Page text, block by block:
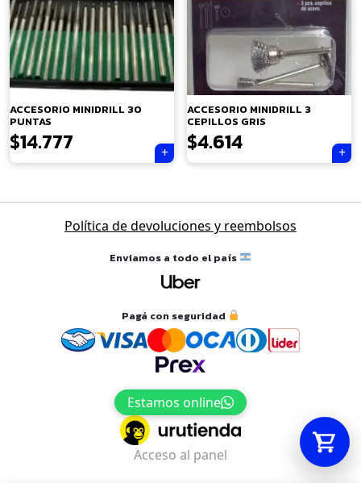
ACCESORIO MINIDRILL 30
PUNTAS
$14.777
ACCESORIO MINIDRILL 3
CEPILLOS GRIS
$4.614
NavegaciónPolítica de devoluciones y reembolsos
Enviamos a todo el país
Pagá con seguridad
Estamos online
Acceso al panel
×
Tu carrito está vacío.
Agregá un producto y aparecerá acá
automáticamente.